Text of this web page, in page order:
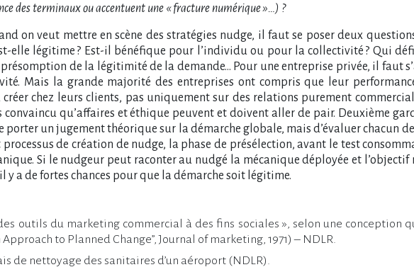
des terminaux ou accentuent une « fracture numérique »…) ?
on veut mettre en scène des stratégies nudge, il faut se poser deux
elle légitime ? Est-il bénéfique pour l’individu ou pour la collectivité ? Qui
de la légitimité de la demande… Pour une entreprise privée, il faut
Mais la grande majorité des entreprises ont compris que leur
chez leurs clients, pas uniquement sur des relations purement
convaincu qu’affaires et éthique peuvent et doivent aller de pair. Deuxième
porter un jugement théorique sur la démarche globale, mais d’évaluer chacun
de création de nudge, la phase de présélection, avant le test
Si le nudgeur peut raconter au nudgé la mécanique déployée et l’objectif
a de fortes chances pour que la démarche soit légitime.
outils du marketing commercial à des fins sociales », selon une conception
to Planned Change”, Journal of marketing, 1971) – NDLR.
de nettoyage des sanitaires d’un aéroport (NDLR).